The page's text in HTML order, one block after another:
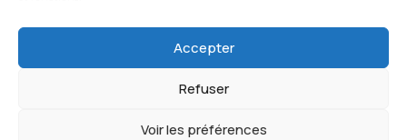
Accepter
Refuser
Voir les préférences
75008 - Paris